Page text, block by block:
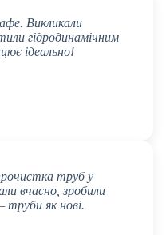
Викликали
гідродинамічним
ідеально!
труб у
вчасно, зробили
труби як нові.